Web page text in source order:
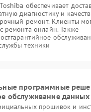
обеспечивает
диагностику и
ремонт. Клиенты
ремонта онлайн. Также
техники
программные
обслуживание данных
прошивок и